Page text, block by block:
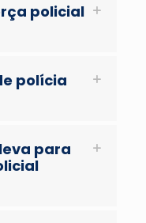
policial
polícia
para